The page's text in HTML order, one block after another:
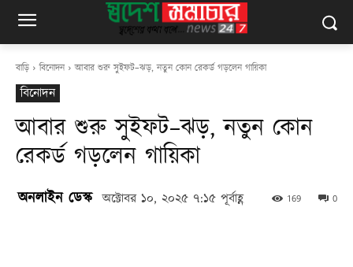
বাড়ি বিনোদন আবার শুরু সুইফট–ঝড়, নতুন কোন রেকর্ড গড়লেন গায়িকা
বিনোদন
আবার শুরু সুইফট–ঝড়, নতুন কোন
রেকর্ড গড়লেন গায়িকা
অনলাইন ডেস্ক অক্টোবর ১০, ২০২৫ ৭:১৫ পূর্বাহ্ণ 0
169